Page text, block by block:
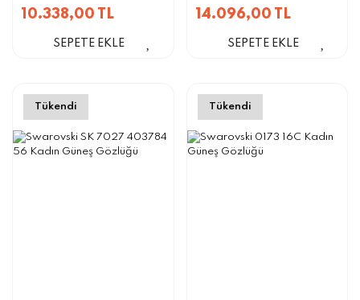
10.338,00 TL
SEPETE EKLE
14.096,00 TL
SEPETE EKLE
Tükendi Tükendi